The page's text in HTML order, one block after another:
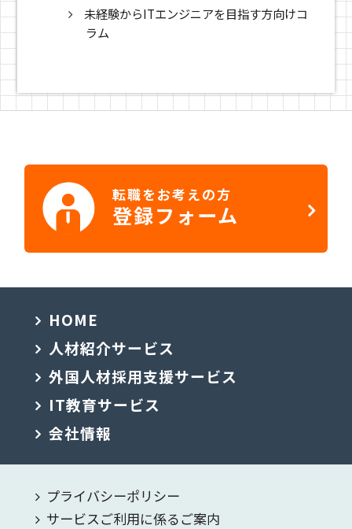
未経験からITエンジニアを目指す方向けコ
ラム
転職をお考えの方
登録フォーム
HOME
人材紹介サービス
外国人材採用支援サービス
IT教育サービス
会社情報
プライバシーポリシー
サービスご利用に係るご案内